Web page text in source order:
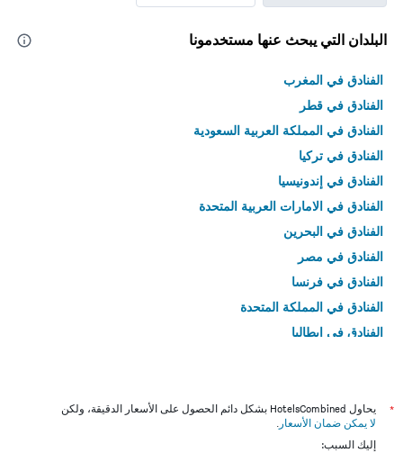
البلدان التي يبحث عنها مستخدمونا
الفنادق في المغرب
الفنادق في قطر
الفنادق في المملكة العربية السعودية
الفنادق في تركيا
الفنادق في إندونيسيا
الفنادق في الامارات العربية المتحدة
الفنادق في البحرين
الفنادق في مصر
الفنادق في فرنسا
الفنادق في المملكة المتحدة
الفنادق في إيطاليا
*
يحاول HotelsCombined بشكل دائم الحصول على الأسعار الدقيقة، ولكن
لا يمكن ضمان الأسعار .
إليك السبب: